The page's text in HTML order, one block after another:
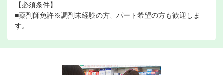
【必須条件】
■薬剤師免許※調剤未経験の方、パート希望の方も歓迎しま
す。